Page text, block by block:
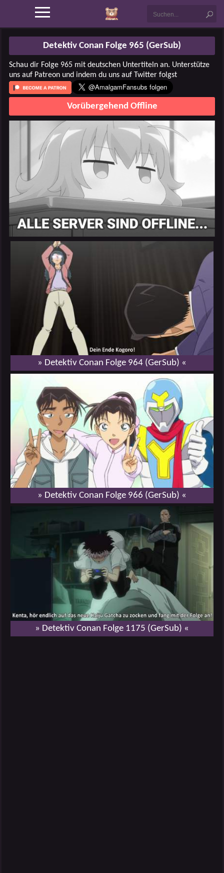
Detektiv Conan Folge 965 (GerSub)
Schau dir Folge 965 mit deutschen Untertiteln an. Unterstütze
uns auf Patreon und indem du uns auf Twitter folgst
Vorübergehend Offline
» Detektiv Conan Folge 964 (GerSub) «
» Detektiv Conan Folge 966 (GerSub) «
» Detektiv Conan Folge 1175 (GerSub) «